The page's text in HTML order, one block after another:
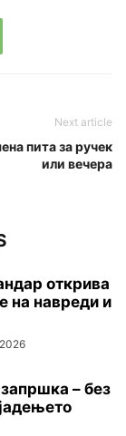
Next article
пита за ручек
или вечера
открива
на навреди и
– без